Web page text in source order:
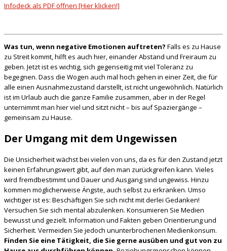
Infodeck als PDF öffnen [Hier klicken!]
Was tun, wenn negative Emotionen auftreten? Falls es zu Hause
zu Streit kommt, hilft es auch hier, einander Abstand und Freiraum zu
geben. Jetzt ist es wichtig, sich gegenseitig mit viel Toleranz zu
begegnen. Dass die Wogen auch mal hoch gehen in einer Zeit, die für
alle einen Ausnahmezustand darstellt, ist nicht ungewöhnlich. Natürlich
ist im Urlaub auch die ganze Familie zusammen, aber in der Regel
unternimmt man hier viel und sitzt nicht – bis auf Spaziergänge –
gemeinsam zu Hause.
Der Umgang mit dem Ungewissen
Die Unsicherheit wächst bei vielen von uns, da es für den Zustand jetzt
keinen Erfahrungswert gibt, auf den man zurückgreifen kann. Vieles
wird fremdbestimmt und Dauer und Ausgang sind ungewiss. Hinzu
kommen möglicherweise Ängste, auch selbst zu erkranken. Umso
wichtiger ist es: Beschäftigen Sie sich nicht mit derlei Gedanken!
Versuchen Sie sich mental abzulenken. Konsumieren Sie Medien
bewusst und gezielt. Information und Fakten geben Orientierung und
Sicherheit. Vermeiden Sie jedoch ununterbrochenen Medienkonsum.
Finden Sie eine Tätigkeit, die Sie gerne ausüben und gut von zu